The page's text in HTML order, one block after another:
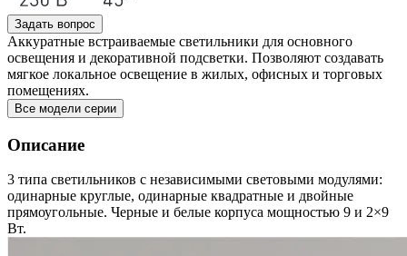
Задать вопрос
Аккуратные встраиваемые светильники для основного
освещения и декоративной подсветки. Позволяют создавать
мягкое локальное освещение в жилых, офисных и торговых
помещениях.
Все модели серии
Описание
3 типа светильников с независимыми световыми модулями:
одинарные круглые, одинарные квадратные и двойные
прямоугольные. Черные и белые корпуса мощностью 9 и 2×9
Вт.